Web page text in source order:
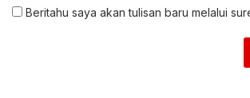
Beritahu saya akan tulisan baru melalui